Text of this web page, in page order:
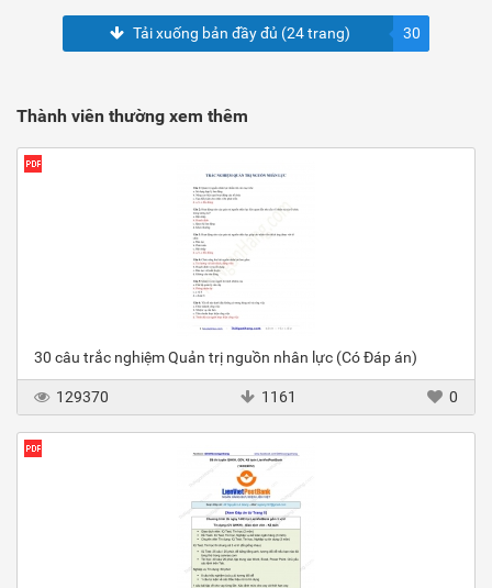
Tải xuống bản đầy đủ (24 trang) 30
Thành viên thường xem thêm
30 câu trắc nghiệm Quản trị nguồn nhân lực (Có Đáp án)
129370 1161 0